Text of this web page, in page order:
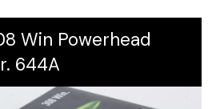
Win Powerhead
644A